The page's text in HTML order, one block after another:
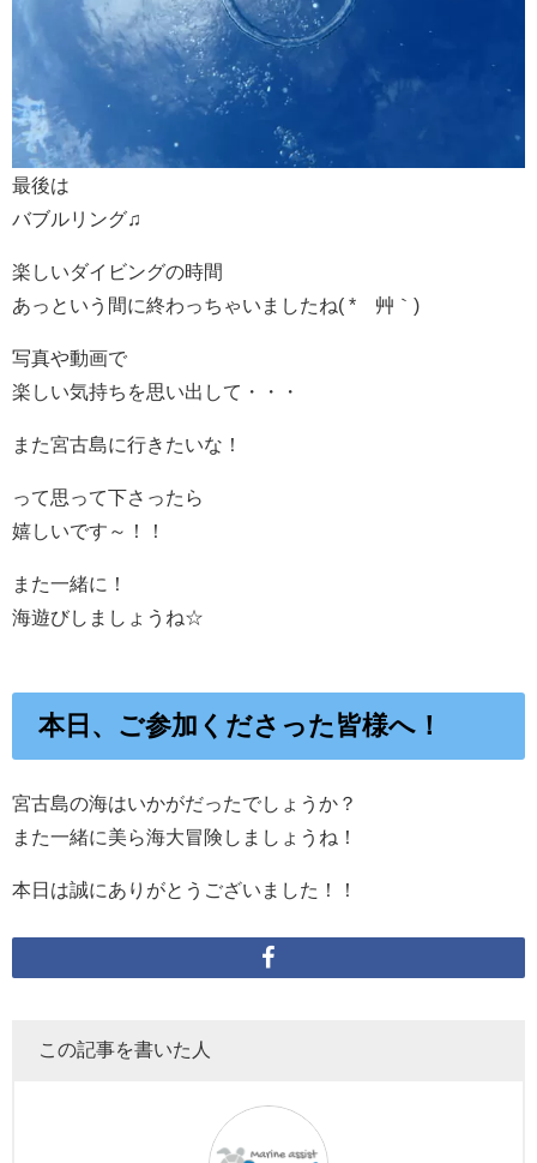
最後は
バブルリング♫
楽しいダイビングの時間
あっという間に終わっちゃいましたね( *´艸｀)
写真や動画で
楽しい気持ちを思い出して・・・
また宮古島に行きたいな！
って思って下さったら
嬉しいです～！！
また一緒に！
海遊びしましょうね☆
本日、ご参加くださった皆様へ！
宮古島の海はいかがだったでしょうか？
また一緒に美ら海大冒険しましょうね！
本日は誠にありがとうございました！！
この記事を書いた人